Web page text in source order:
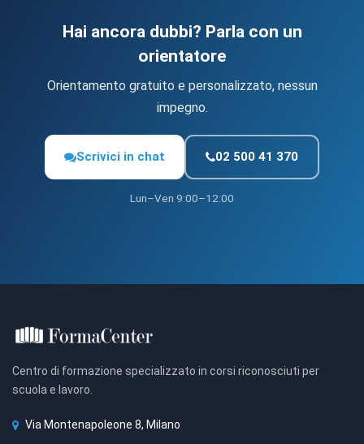
Hai ancora dubbi? Parla con un
orientatore
Orientamento gratuito e personalizzato, nessun
impegno.
Scrivici in chat 02 500 41 370
Lun–Ven 9:00–12:00
Centro di formazione specializzato in corsi riconosciuti per
scuola e lavoro.
Via Montenapoleone 8, Milano